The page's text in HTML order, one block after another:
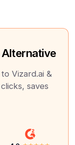
Vizard.ai &
saves